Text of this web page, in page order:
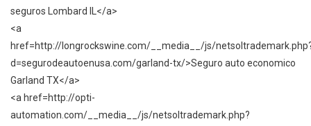
seguros Lombard IL</a>
<a
href=http://longrockswine.com/__media__/js/
d=segurodeautoenusa.com/garland-tx/>Seguro auto economico
Garland TX</a>
<a href=http://opti-
automation.com/__media__/js/netsoltrademark.php?